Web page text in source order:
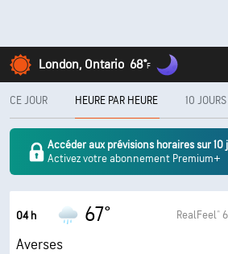
London, Ontario 68°F
CE JOUR HEURE PAR HEURE 10 JOURS
Accéder aux prévisions horaires sur 10
Activez votre abonnement Premium+
04 h 67° RealFeel®
Averses